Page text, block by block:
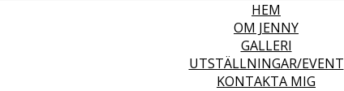
HEM
OM JENNY
GALLERI
UTSTÄLLNINGAR/EVENT
KONTAKTA MIG